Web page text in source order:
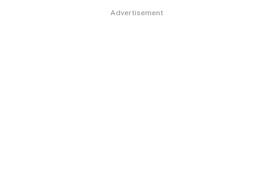
Advertisement